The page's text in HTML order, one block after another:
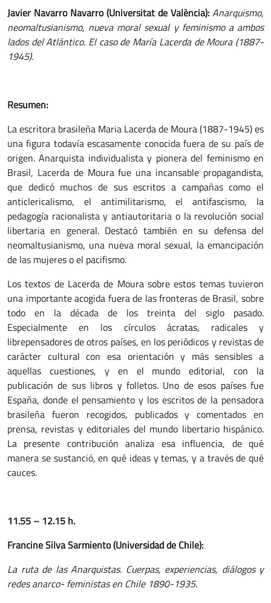
Javier Navarro Navarro (Universitat de València): Anarquismo,
neomaltusianismo, nueva moral sexual y feminismo a ambos
lados del Atlántico. El caso de María Lacerda de Moura (1887-
1945).
Resumen:
La escritora brasileña Maria Lacerda de Moura (1887-1945) es
una figura todavía escasamente conocida fuera de su país de
origen. Anarquista individualista y pionera del feminismo en
Brasil, Lacerda de Moura fue una incansable propagandista,
que dedicó muchos de sus escritos a campañas como el
anticlericalismo, el antimilitarismo, el antifascismo, la
pedagogía racionalista y antiautoritaria o la revolución social
libertaria en general. Destacó también en su defensa del
neomaltusianismo, una nueva moral sexual, la emancipación
de las mujeres o el pacifismo.
Los textos de Lacerda de Moura sobre estos temas tuvieron
una importante acogida fuera de las fronteras de Brasil, sobre
todo en la década de los treinta del siglo pasado.
Especialmente en los círculos ácratas, radicales y
librepensadores de otros países, en los periódicos y revistas de
carácter cultural con esa orientación y más sensibles a
aquellas cuestiones, y en el mundo editorial, con la
publicación de sus libros y folletos. Uno de esos países fue
España, donde el pensamiento y los escritos de la pensadora
brasileña fueron recogidos, publicados y comentados en
prensa, revistas y editoriales del mundo libertario hispánico.
La presente contribución analiza esa influencia, de qué
manera se sustanció, en qué ideas y temas, y a través de qué
cauces.
11.55 – 12.15 h.
Francine Silva Sarmiento (Universidad de Chile):
La ruta de las Anarquistas. Cuerpas, experiencias, diálogos y
redes anarco- feministas en Chile 1890-1935.